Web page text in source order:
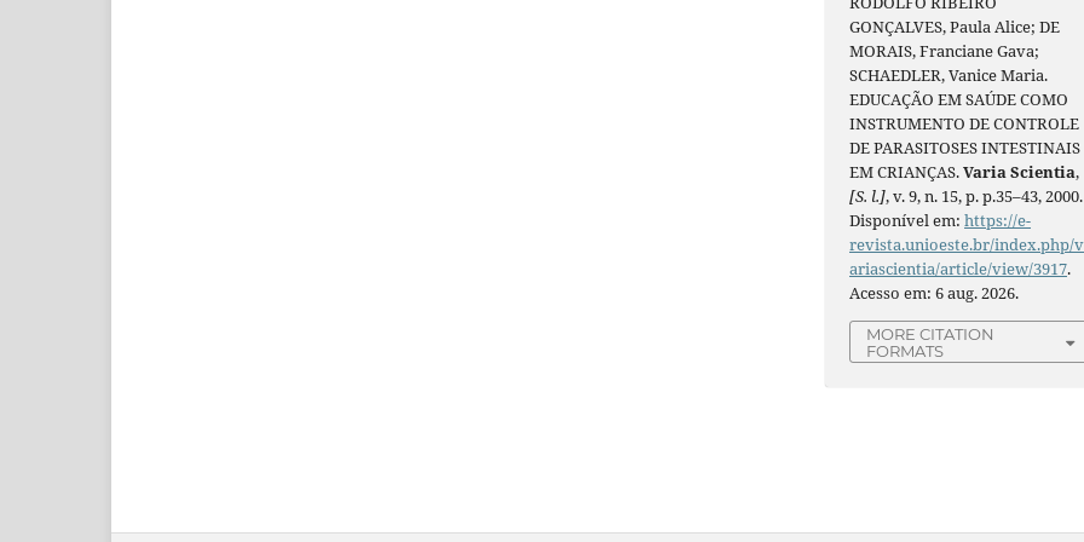
GONÇALVES, Paula Alice; DE
MORAIS, Franciane Gava;
SCHAEDLER, Vanice Maria.
EDUCAÇÃO EM SAÚDE COMO
INSTRUMENTO DE CONTROLE
DE PARASITOSES INTESTINAIS
EM CRIANÇAS.Varia Scientia,
[S. l.], v. 9, n. 15, p. p.35–43, 2000.
Disponível em:https://e-
revista.unioeste.br/index.php/v
ariascientia/article/view/3917.
Acesso em: 6 aug. 2026.
MORE CITATION
FORMATS